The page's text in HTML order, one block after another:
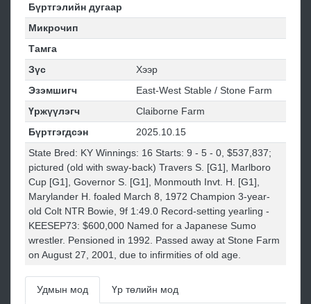
Бүртгэлийн дугаар
Микрочип
Тамга
Зүс
Хээр
Эзэмшигч
East-West Stable / Stone Farm
Үржүүлэгч
Claiborne Farm
Бүртгэгдсэн
2025.10.15
State Bred: KY Winnings: 16 Starts: 9 - 5 - 0, $537,837;
pictured (old with sway-back) Travers S. [G1], Marlboro
Cup [G1], Governor S. [G1], Monmouth Invt. H. [G1],
Marylander H. foaled March 8, 1972 Champion 3-year-
old Colt NTR Bowie, 9f 1:49.0 Record-setting yearling -
KEESEP73: $600,000 Named for a Japanese Sumo
wrestler. Pensioned in 1992. Passed away at Stone Farm
on August 27, 2001, due to infirmities of old age.
Удмын мод Үр төлийн мод